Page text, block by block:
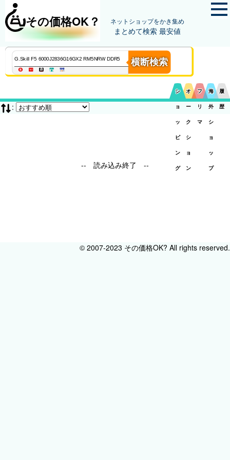
その価格OK？ ネットショップをかき集め
まとめて検索 最安値
横断検索
シ
ョ
ッ
ピ
ン
グ
オ
ー
ク
シ
ョ
ン
フ
リ
マ
海
外
シ
ョ
ッ
プ
履
歴
:
-- 読み込み終了 --
© 2007-2023 その価格OK? All rights reserved.